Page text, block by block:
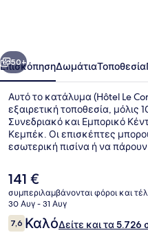
Επόμενο
50+
ΕπισκόπησηΔωμάτιαΤοποθεσία
Αυτό το κατάλυμα (Hôtel Le
εξαιρετική τοποθεσία, μόλις
Συνεδριακό και Εμπορικό
Κεμπέκ. Οι επισκέπτες
εσωτερική πισίνα ή να
μεσημεριανό και βραδινό. Θα
υδρομασάζ, μπαρ/lounge και
άνετα κρεβάτια τα
βαθμολογία από τους
Η
τρέχουσα
τιμή
είναι
141 €
141 €
συμπεριλαμβάνονται φόροι και
30 Αυγ - 31 Αυγ
Σχόλια
7,67,6 στα 10
ΚαλόΔείτε και τα 5.726